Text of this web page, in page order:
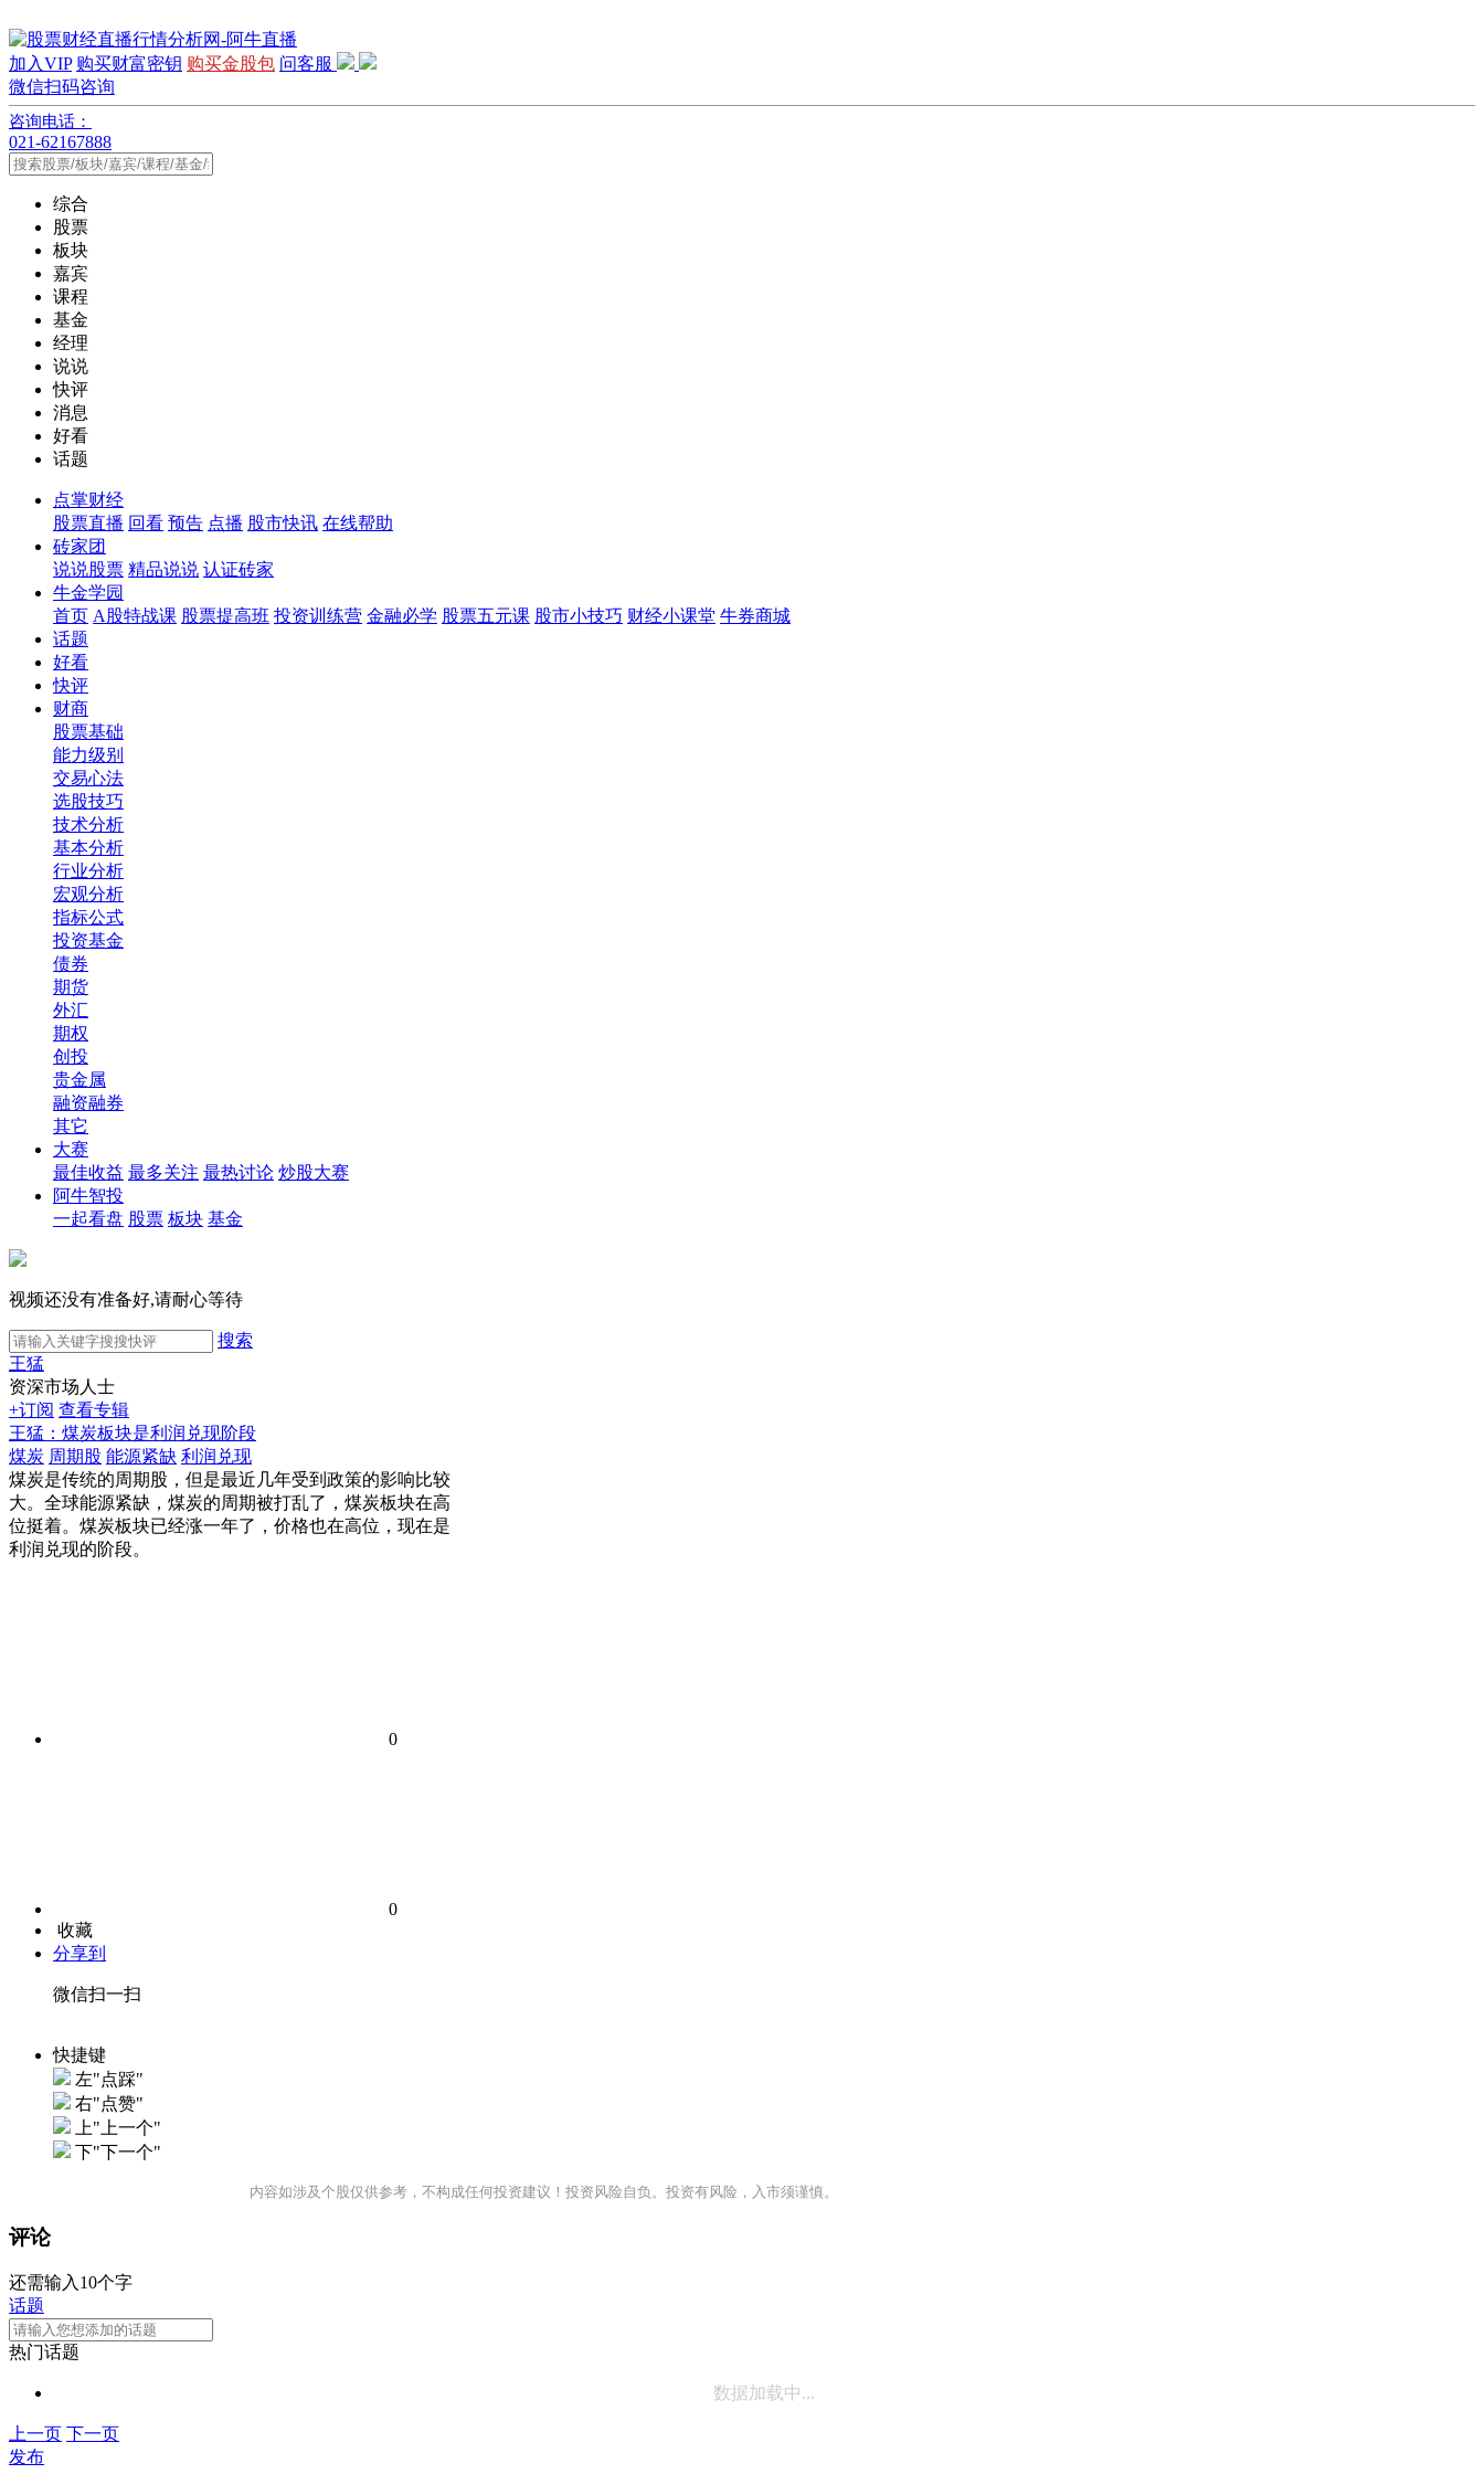
加入VIP 购买财富密钥 购买金股包 问客服
微信扫码咨询
咨询电话：
021-62167888
综合
股票
板块
嘉宾
课程
基金
经理
说说
快评
消息
好看
话题
点掌财经
股票直播 回看 预告 点播 股市快讯 在线帮助
砖家团
说说股票 精品说说 认证砖家
牛金学园
首页 A股特战课 股票提高班 投资训练营 金融必学 股票五元课 股市小技巧 财经小课堂 牛券商城
话题
好看
快评
财商
股票基础
能力级别
交易心法
选股技巧
技术分析
基本分析
行业分析
宏观分析
指标公式
投资基金
债券
期货
外汇
期权
创投
贵金属
融资融券
其它
大赛
最佳收益 最多关注 最热讨论 炒股大赛
阿牛智投
一起看盘 股票 板块 基金
视频还没有准备好,请耐心等待
搜索
王猛
资深市场人士
+订阅 查看专辑
王猛：煤炭板块是利润兑现阶段
煤炭 周期股 能源紧缺 利润兑现
煤炭是传统的周期股，但是最近几年受到政策的影响比较
大。全球能源紧缺，煤炭的周期被打乱了，煤炭板块在高
位挺着。煤炭板块已经涨一年了，价格也在高位，现在是
利润兑现的阶段。
0
0
收藏
分享到
微信扫一扫
快捷键
左"点踩"
右"点赞"
上"上一个"
下"下一个"
内容如涉及个股仅供参考，不构成任何投资建议！投资风险自负。投资有风险，入市须谨慎。
评论
还需输入10个字
话题
热门话题
数据加载中...
上一页 下一页
发布